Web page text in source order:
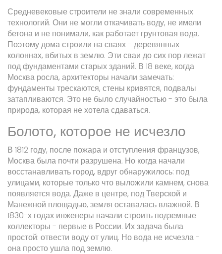
Средневековые строители не знали современных
технологий. Они не могли откачивать воду, не имели
бетона и не понимали, как работает грунтовая вода.
Поэтому дома строили на сваях - деревянных
колоннах, вбитых в землю. Эти сваи до сих пор лежат
под фундаментами старых зданий. В 18 веке, когда
Москва росла, архитекторы начали замечать:
фундаменты трескаются, стены кривятся, подвалы
затапливаются. Это не было случайностью - это была
природа, которая не хотела сдаваться.
Болото, которое не исчезло
В 1812 году, после пожара и отступления французов,
Москва была почти разрушена. Но когда начали
восстанавливать город, вдруг обнаружилось: под
улицами, которые только что выложили камнем, снова
появляется вода. Даже в центре, под Тверской и
Манежной площадью, земля оставалась влажной. В
1830-х годах инженеры начали строить подземные
коллекторы - первые в России. Их задача была
простой: отвести воду от улиц. Но вода не исчезла -
она просто ушла под землю.